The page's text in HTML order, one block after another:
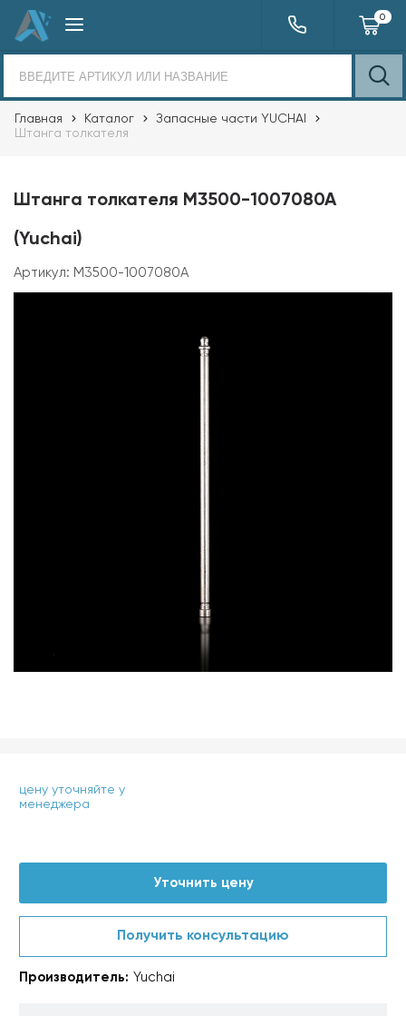
0
Главная Каталог
Запасные части YUCHAI
Штанга толкателя
Штанга толкателя M3500-1007080A
(Yuchai)
Артикул: M3500-1007080A
цену уточняйте у
менеджера
Уточнить цену
Получить консультацию
Производитель: Yuchai